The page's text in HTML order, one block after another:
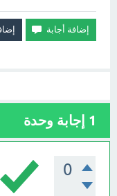
1 إجابة وحدة
0